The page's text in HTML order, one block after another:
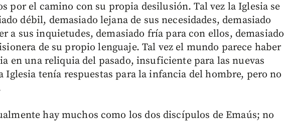
por el camino con su propia desilusión. Tal vez la Iglesia se
débil, demasiado lejana de sus necesidades, demasiado
a sus inquietudes, demasiado fría para con ellos, demasiado
de su propio lenguaje. Tal vez el mundo parece haber
en una reliquia del pasado, insuficiente para las nuevas
Iglesia tenía respuestas para la infancia del hombre, pero no
hay muchos como los dos discípulos de Emaús; no